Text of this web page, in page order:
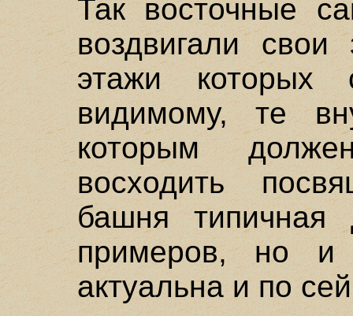
Так восточные
воздвигали
этажи которых
видимому, те
которым
восходить
башня типичная
примеров, но и
актуальна и по